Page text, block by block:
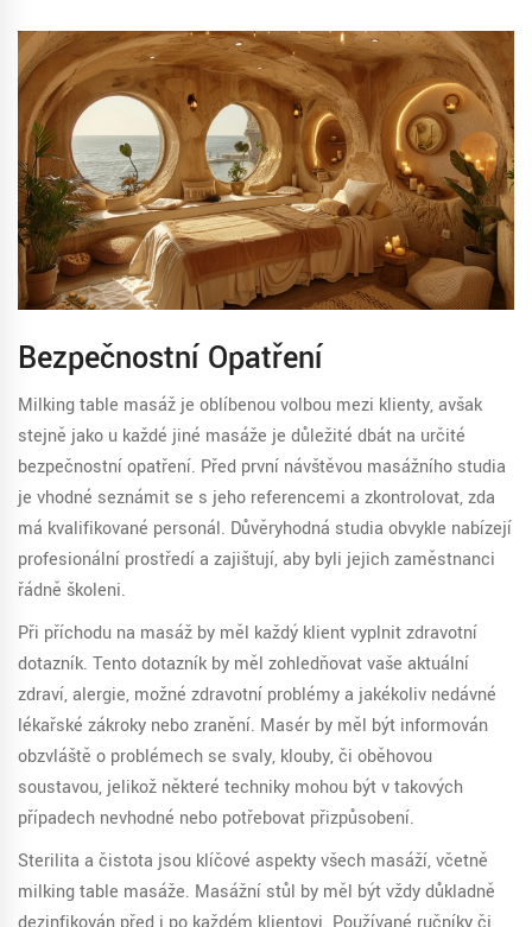
Bezpečnostní Opatření
Milking table masáž je oblíbenou volbou mezi klienty, avšak
stejně jako u každé jiné masáže je důležité dbát na určité
bezpečnostní opatření. Před první návštěvou masážního studia
je vhodné seznámit se s jeho referencemi a zkontrolovat, zda
má kvalifikované personál. Důvěryhodná studia obvykle nabízejí
profesionální prostředí a zajišťují, aby byli jejich zaměstnanci
řádně školeni.
Při příchodu na masáž by měl každý klient vyplnit zdravotní
dotazník. Tento dotazník by měl zohledňovat vaše aktuální
zdraví, alergie, možné zdravotní problémy a jakékoliv nedávné
lékařské zákroky nebo zranění. Masér by měl být informován
obzvláště o problémech se svaly, klouby, či oběhovou
soustavou, jelikož některé techniky mohou být v takových
případech nevhodné nebo potřebovat přizpůsobení.
Sterilita a čistota jsou klíčové aspekty všech masáží, včetně
milking table masáže. Masážní stůl by měl být vždy důkladně